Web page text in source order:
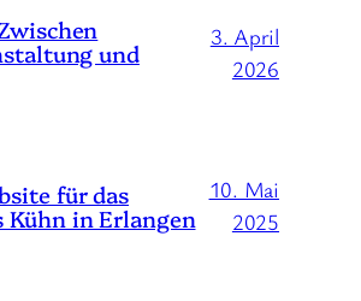
und
3. April
2026
für das
Kühn in Erlangen
10. Mai
2025